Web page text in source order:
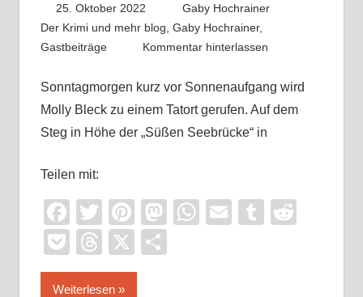
25. Oktober 2022
Gaby Hochrainer
Der Krimi und mehr blog Gaby Hochrainer,
Gastbeiträge
Kommentar hinterlassen
Sonntagmorgen kurz vor Sonnenaufgang wird
Molly Bleck zu einem Tatort gerufen. Auf dem
Steg in Höhe der „Süßen Seebrücke“ in
Teilen mit:
Facebook
TwitterPinterest
Mastodon
WhatsApp
EmailTumblr
PocketThreads
X
Weiterlesen